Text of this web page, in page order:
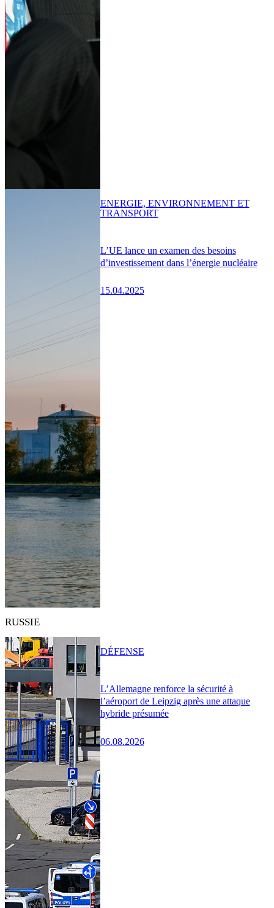
L’UE lance un examen des besoins
d’investissement dans l’énergie nucléaire
15.04.2025
ENERGIE, ENVIRONNEMENT ET
TRANSPORT
RUSSIE
L’Allemagne renforce la sécurité à
l’aéroport de Leipzig après une attaque
hybride présumée
06.08.2026
DÉFENSE